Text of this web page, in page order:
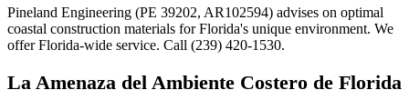
Pineland Engineering (PE 39202, AR102594) advises on optimal
coastal construction materials for Florida's unique environment. We
offer Florida-wide service. Call (239) 420-1530.
La Amenaza del Ambiente Costero de Florida